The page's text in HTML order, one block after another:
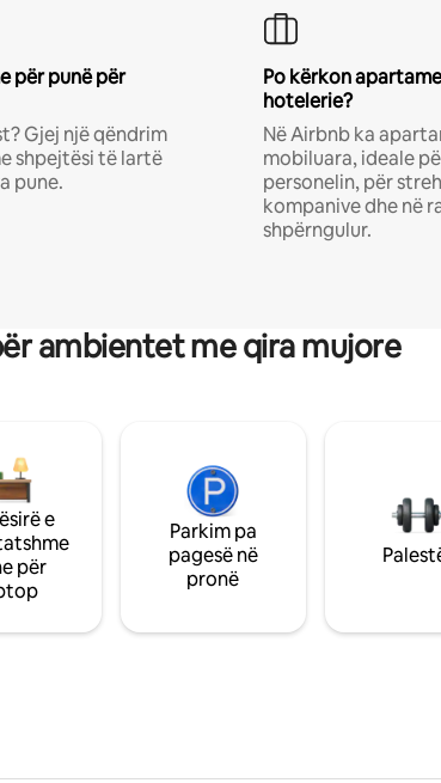
për punë për
Gjej një qëndrim
shpejtësi të lartë
pune.
Po kërkon
hotelerie?
Në Airbnb ka
mobiluara, ideale
personelin, për
kompanive dhe në
shpërngulur.
ambientet me qira mujore
e
për
Parkim pa
pagesë në
pronë